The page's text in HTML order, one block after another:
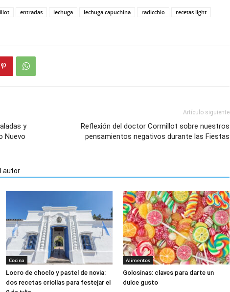
entradas lechuga lechuga capuchina radicchio
recetas light
y
Nuevo
Artículo siguiente
Reflexión del doctor Cormillot sobre nuestros
pensamientos negativos durante las Fiestas
autor
Cocina
Locro de choclo y pastel de novia:
dos recetas criollas para festejar el
Alimentos
Golosinas: claves para darte un
dulce gusto